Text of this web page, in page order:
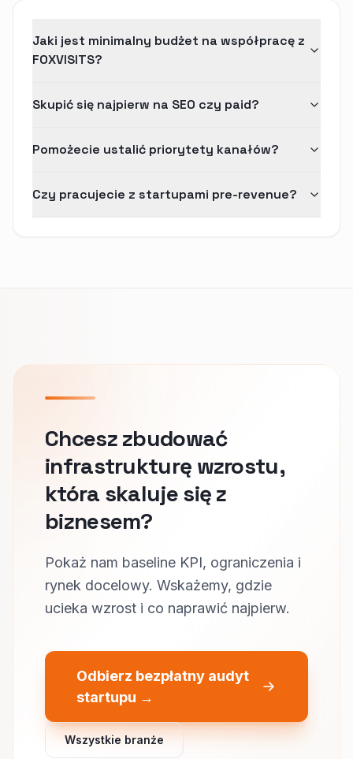
Jaki jest minimalny budżet na współpracę z
FOXVISITS?
Skupić się najpierw na SEO czy paid?
Pomożecie ustalić priorytety kanałów?
Czy pracujecie z startupami pre-revenue?
Chcesz zbudować
infrastrukturę wzrostu,
która skaluje się z
biznesem?
Pokaż nam baseline KPI, ograniczenia i
rynek docelowy. Wskażemy, gdzie
ucieka wzrost i co naprawić najpierw.
Odbierz bezpłatny audyt
startupu →
Wszystkie branże